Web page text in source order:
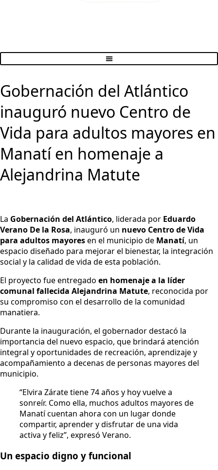
Gobernación del Atlántico
inauguró nuevo Centro de
Vida para adultos mayores en
Manatí en homenaje a
Alejandrina Matute
La Gobernación del Atlántico, liderada por Eduardo
Verano De la Rosa, inauguró un nuevo Centro de Vida
para adultos mayoresen el municipio de Manatí, un
espacio diseñado para mejorar el bienestar, la integración
social y la calidad de vida de esta población.
El proyecto fue entregado en homenaje a la líder
comunal fallecida Alejandrina Matute, reconocida por
su compromiso con el desarrollo de la comunidad
manatiera.
Durante la inauguración, el gobernador destacó la
importancia del nuevo espacio, que brindará atención
integral y oportunidades de recreación, aprendizaje y
acompañamiento a decenas de personas mayores del
municipio.
“Elvira Zárate tiene 74 años y hoy vuelve a
sonreír. Como ella, muchos adultos mayores de
Manatí cuentan ahora con un lugar donde
compartir, aprender y disfrutar de una vida
activa y feliz”, expresó Verano.
Un espacio digno y funcional